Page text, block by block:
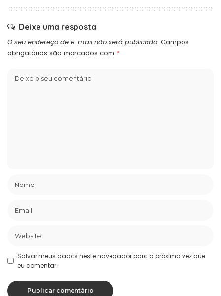
Deixe uma resposta
O seu endereço de e-mail não será publicado. Campos
obrigatórios são marcados com *
Salvar meus dados neste navegador para a próxima vez que
eu comentar.